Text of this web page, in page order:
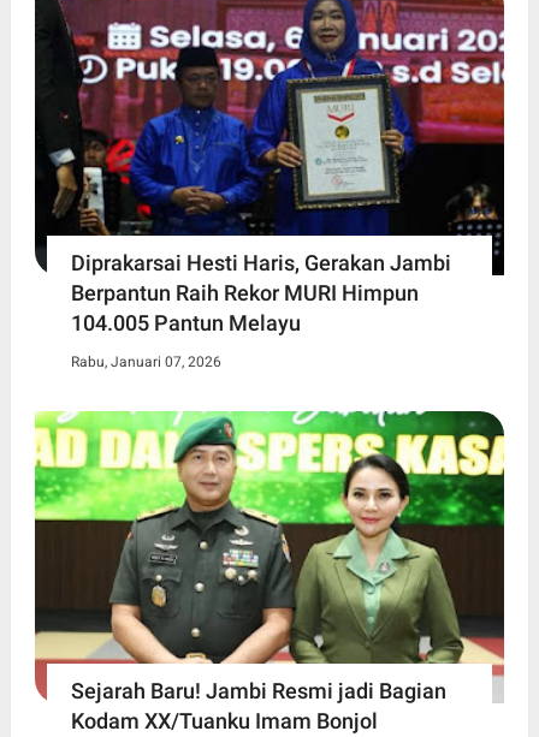
Diprakarsai Hesti Haris, Gerakan Jambi
Berpantun Raih Rekor MURI Himpun
104.005 Pantun Melayu
Rabu, Januari 07, 2026
Sejarah Baru! Jambi Resmi jadi Bagian
Kodam XX/Tuanku Imam Bonjol